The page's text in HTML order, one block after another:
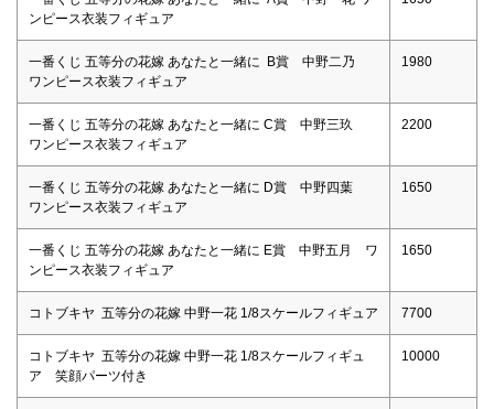
ンピース衣装フィギュア
一番くじ 五等分の花嫁 あなたと一緒に B賞 中野二乃
ワンピース衣装フィギュア
1980
一番くじ 五等分の花嫁 あなたと一緒に C賞 中野三玖
ワンピース衣装フィギュア
2200
一番くじ 五等分の花嫁 あなたと一緒に D賞 中野四葉
ワンピース衣装フィギュア
1650
一番くじ 五等分の花嫁 あなたと一緒に E賞 中野五月 ワ
ンピース衣装フィギュア
1650
コトブキヤ 五等分の花嫁 中野一花 1/8スケールフィギュア 7700
コトブキヤ 五等分の花嫁 中野一花 1/8スケールフィギュ
ア 笑顔パーツ付き
10000